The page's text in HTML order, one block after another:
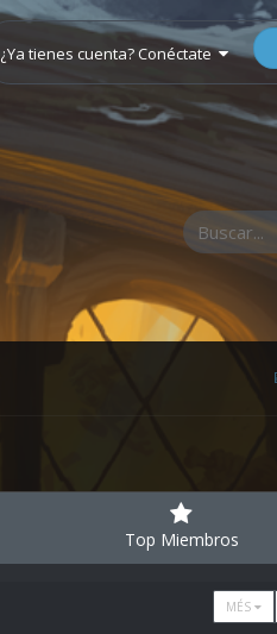
¿Ya tienes cuenta? Conéctate
Top Miembros
MÉS